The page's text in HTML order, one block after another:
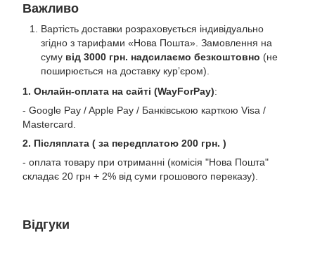
Важливо
Вартість доставки розраховується індивідуально
згідно з тарифами «Нова Пошта». Замовлення на
суму від 3000 грн. надсилаємо безкоштовно (не
поширюється на доставку курʼєром).
1. Онлайн-оплата на сайті (WayForPay):
- Google Pay / Apple Pay / Банківською карткою Visa /
Mastercard.
2. Післяплата ( за передплатою 200 грн. )
- оплата товару при отриманні (комісія "Нова Пошта"
складає 20 грн + 2% від суми грошового переказу).
Відгуки